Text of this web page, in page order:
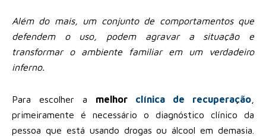
Além do mais, um conjunto de comportamentos que
defendem o uso, podem agravar a situação e
transformar o ambiente familiar em um verdadeiro
inferno.
Para escolher a melhor clínica de recuperação
primeiramente é necessário o diagnóstico clínico da
pessoa que está usando drogas ou álcool em demasia.